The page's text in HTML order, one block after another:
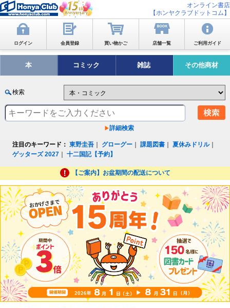
オンライン書店
【ホンヤクラブドットコム】
ログイン 会員登録 買い物かご 店舗一覧 ご利用ガイド
本 コミック 雑誌 その他商材
検索
詳細検索
注目のキーワード： 東野圭吾 グローグー ｜課題図書 ｜夏休みドリル｜
ゲッターズ 2027 ｜十二国記【予約】
【ご案内】お盆期間の配送について